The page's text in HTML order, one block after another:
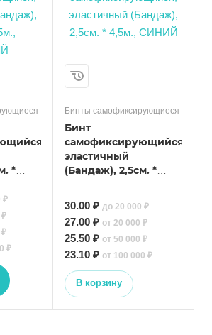
*
₽
₽
₽
₽
Бинты самофиксирующиеся
Бинт
самофиксирующийся,
эластичный
(Бандаж), 2,5см. *
30.00 ₽ до 20 000 ₽
27.00 ₽ от 20 000 ₽
25.50 ₽ от 50 000 ₽
23.10 ₽ от 100 000 ₽
В корзину